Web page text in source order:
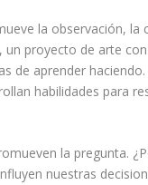
la observación, la
un proyecto de arte
de aprender
habilidades para
la pregunta.
nuestras